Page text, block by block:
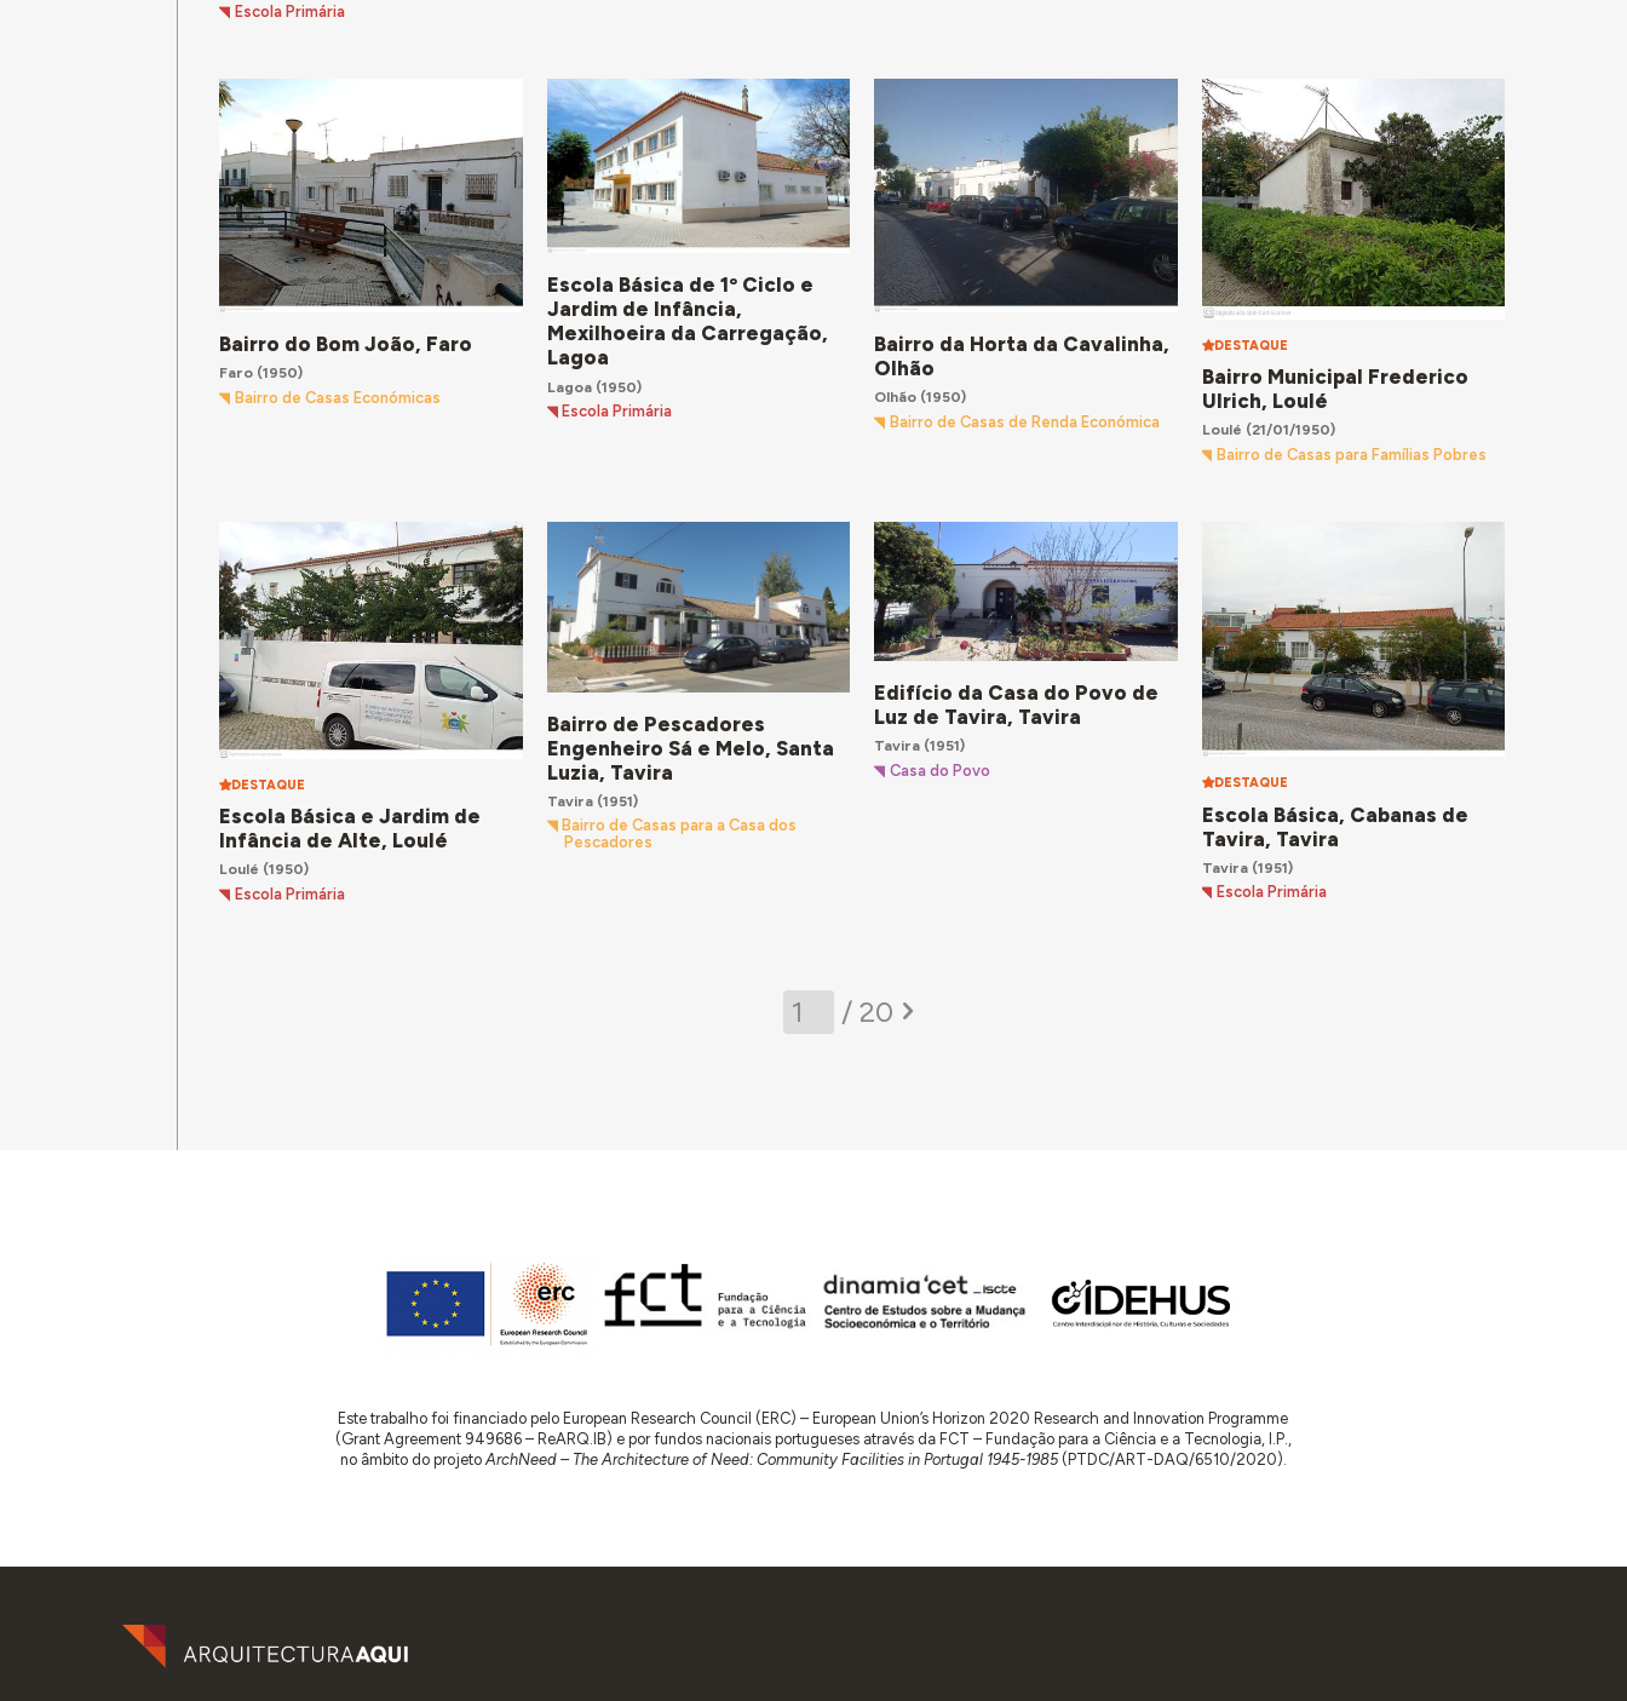
Escola Primária
Bairro do Bom João, Faro
Faro (1950)
Bairro de Casas Económicas
Escola Básica de 1º Ciclo e
Jardim de Infância,
Mexilhoeira da Carregação,
Lagoa
Lagoa(1950)
Escola Primária
Bairro da Horta da Cavalinha,
Olhão
Olhão (1950)
Bairro de Casas de Renda Económica
DESTAQUE
Bairro Municipal Frederico
Ulrich, Loulé
Loulé (21/01/1950)
Bairro de Casas para Famílias Pobres
DESTAQUE
Escola Básica e Jardim de
Infância de Alte, Loulé
Loulé (1950)
Escola Primária
Bairro de Pescadores
Engenheiro Sá e Melo, Santa
Luzia, Tavira
Tavira(1951)
Bairro de Casas para a Casa dos
Pescadores
Edifício da Casa do Povo de
Luz de Tavira, Tavira
Tavira (1951)
Casa do Povo
DESTAQUE
Escola Básica, Cabanas de
Tavira, Tavira
Tavira(1951)
Escola Primária
/ 20
Este trabalho foi financiado pelo European Research Council (ERC) – European Union’s Horizon 2020 Research and Innovation Programme
(Grant Agreement 949686 – ReARQ.IB) e por fundos nacionais portugueses através da FCT – Fundação para a Ciência e a Tecnologia, I.P.,
no âmbito do projeto ArchNeed – The Architecture of Need: Community Facilities in Portugal 1945-1985(PTDC/ART-DAQ/6510/2020).